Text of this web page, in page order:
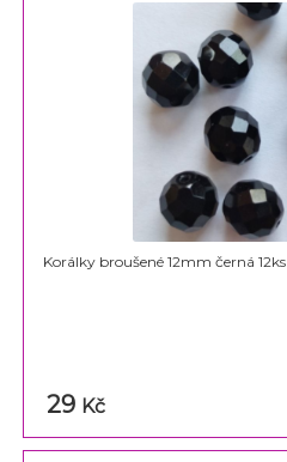
Korálky broušené 12mm černá 12ks
29 Kč